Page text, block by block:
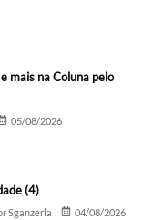
mais na Coluna pelo
05/08/2026
(4)
Sganzerla 04/08/2026